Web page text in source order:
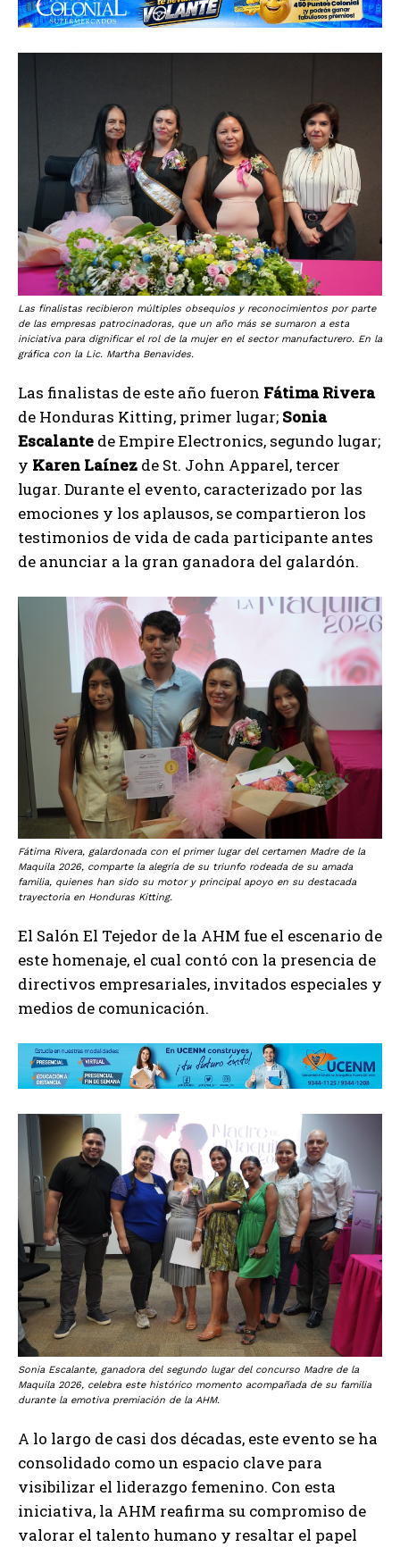
Las finalistas recibieron múltiples obsequios y reconocimientos por parte
de las empresas patrocinadoras, que un año más se sumaron a esta
iniciativa para dignificar el rol de la mujer en el sector manufacturero. En la
gráfica con la Lic. Martha Benavides.
Las finalistas de este año fueron Fátima Rivera
de Honduras Kitting, primer lugar; Sonia
Escalante de Empire Electronics, segundo lugar;
y Karen Laínez de St. John Apparel, tercer
lugar. Durante el evento, caracterizado por las
emociones y los aplausos, se compartieron los
testimonios de vida de cada participante antes
de anunciar a la gran ganadora del galardón.
Fátima Rivera, galardonada con el primer lugar del certamen Madre de la
Maquila 2026, comparte la alegría de su triunfo rodeada de su amada
familia, quienes han sido su motor y principal apoyo en su destacada
trayectoria en Honduras Kitting.
El Salón El Tejedor de la AHM fue el escenario de
este homenaje, el cual contó con la presencia de
directivos empresariales, invitados especiales y
medios de comunicación.
Sonia Escalante, ganadora del segundo lugar del concurso Madre de la
Maquila 2026, celebra este histórico momento acompañada de su familia
durante la emotiva premiación de la AHM.
A lo largo de casi dos décadas, este evento se ha
consolidado como un espacio clave para
visibilizar el liderazgo femenino. Con esta
iniciativa, la AHM reafirma su compromiso de
valorar el talento humano y resaltar el papel